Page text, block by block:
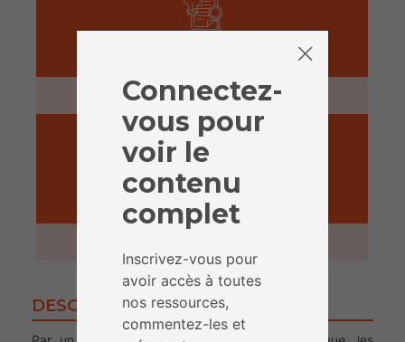
5 minutes
ACTIVITÉ
DESCRIPTION
Connectez-
vous pour
voir le
contenu
complet
Inscrivez-vous pour
avoir accès à toutes
nos ressources,
commentez-les et